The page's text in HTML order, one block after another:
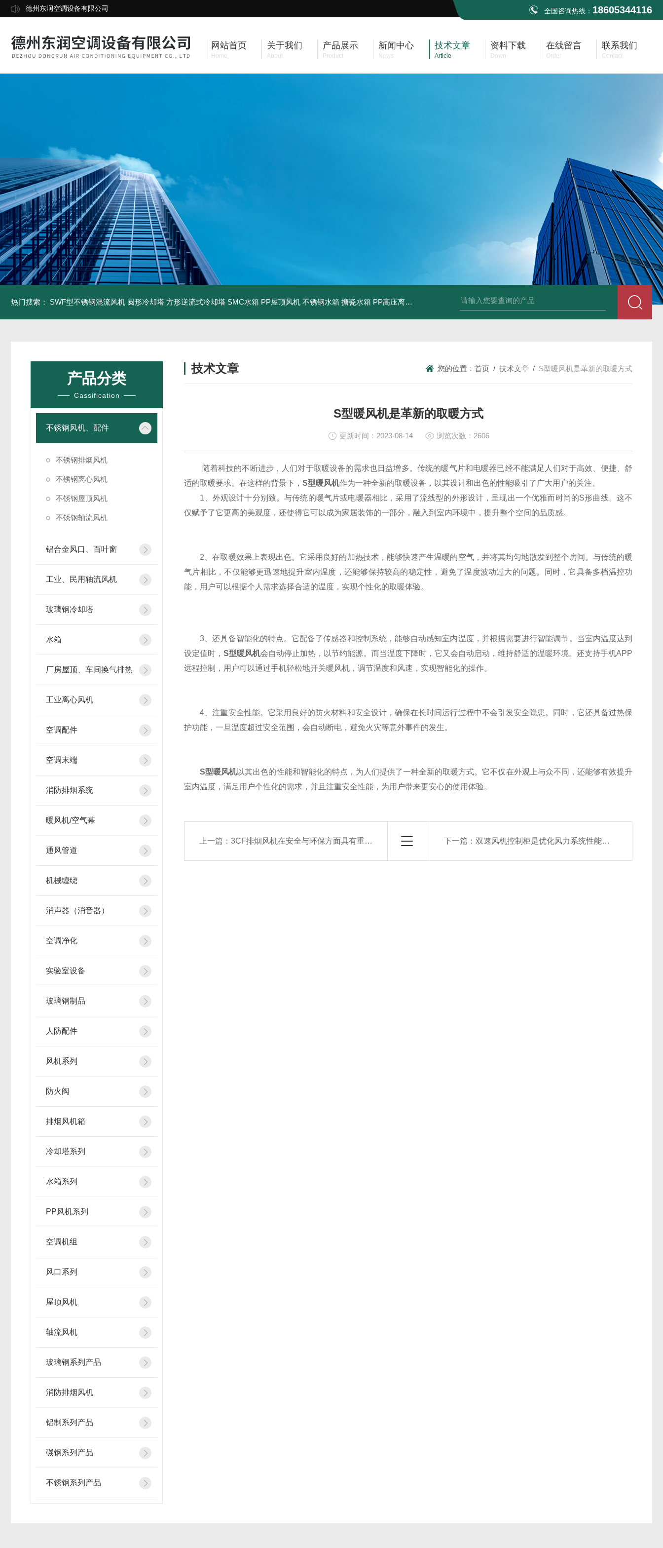
德州东润空调设备有限公司 全国咨询热线： 18605344116
网站首页
Home
关于我们
About
产品展示
Product
新闻中心
News
技术文章
Article
资料下载
Down
在线留言
Order
联系我们
Contact
热门搜索： SWF型不锈钢混流风机 圆形冷却塔 方形逆流式冷却塔 SMC水箱 PP屋顶风机 不锈钢水箱 搪瓷水箱 PP高压离心风机 PP风帽 组合式空调机组 单层百叶
产品分类
Cassification
不锈钢风机、配件
不锈钢排烟风机
不锈钢离心风机
不锈钢屋顶风机
不锈钢轴流风机
铝合金风口、百叶窗
工业、民用轴流风机
玻璃钢冷却塔
水箱
厂房屋顶、车间换气排热
工业离心风机
空调配件
空调末端
消防排烟系统
暖风机/空气幕
通风管道
机械缠绕
消声器（消音器）
空调净化
实验室设备
玻璃钢制品
人防配件
风机系列
防火阀
排烟风机箱
冷却塔系列
水箱系列
PP风机系列
空调机组
风口系列
屋顶风机
轴流风机
玻璃钢系列产品
消防排烟风机
铝制系列产品
碳钢系列产品
不锈钢系列产品
技术文章 您的位置： 首页 / 技术文章 / S型暖风机是革新的取暖方式
S型暖风机是革新的取暖方式
更新时间：2023-08-14 浏览次数：2606
随着科技的不断进步，人们对于取暖设备的需求也日益增多。传统的暖气片和电暖器已经不能满足人们对于高效、便捷、舒
适的取暖要求。在这样的背景下，S型暖风机作为一种全新的取暖设备，以其设计和出色的性能吸引了广大用户的关注。
1、外观设计十分别致。与传统的暖气片或电暖器相比，采用了流线型的外形设计，呈现出一个优雅而时尚的S形曲线。这不
仅赋予了它更高的美观度，还使得它可以成为家居装饰的一部分，融入到室内环境中，提升整个空间的品质感。
2、在取暖效果上表现出色。它采用良好的加热技术，能够快速产生温暖的空气，并将其均匀地散发到整个房间。与传统的暖
气片相比，不仅能够更迅速地提升室内温度，还能够保持较高的稳定性，避免了温度波动过大的问题。同时，它具备多档温控功
能，用户可以根据个人需求选择合适的温度，实现个性化的取暖体验。
3、还具备智能化的特点。它配备了传感器和控制系统，能够自动感知室内温度，并根据需要进行智能调节。当室内温度达到
设定值时，S型暖风机会自动停止加热，以节约能源。而当温度下降时，它又会自动启动，维持舒适的温暖环境。还支持手机APP
远程控制，用户可以通过手机轻松地开关暖风机，调节温度和风速，实现智能化的操作。
4、注重安全性能。它采用良好的防火材料和安全设计，确保在长时间运行过程中不会引发安全隐患。同时，它还具备过热保
护功能，一旦温度超过安全范围，会自动断电，避免火灾等意外事件的发生。
S型暖风机以其出色的性能和智能化的特点，为人们提供了一种全新的取暖方式。它不仅在外观上与众不同，还能够有效提升
室内温度，满足用户个性化的需求，并且注重安全性能，为用户带来更安心的使用体验。
上一篇：3CF排烟风机在安全与环保方面具有重要作用 下一篇： 双速风机控制柜是优化风力系统性能的关键